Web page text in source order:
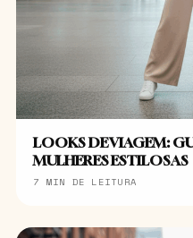
LOOKS DE VIAGEM:
MULHERES ESTILOSAS
7 MIN DE LEITURA